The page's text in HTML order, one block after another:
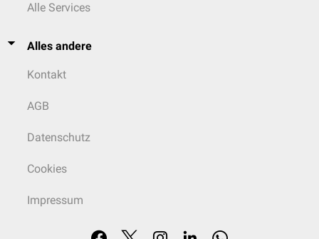
Alle Services
Alles andere
Kontakt
AGB
Datenschutz
Cookies
Impressum